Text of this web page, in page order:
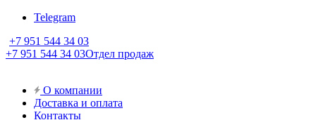
Telegram
+7 951 544 34 03
+7 951 544 34 03Отдел продаж
О компании
Доставка и оплата
Контакты